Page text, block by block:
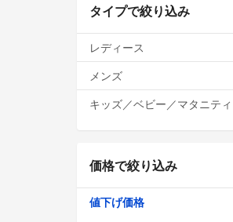
タイプで絞り込み
レディース
メンズ
キッズ／ベビー／マタニティ
価格で絞り込み
値下げ価格